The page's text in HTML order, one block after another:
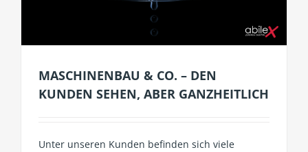
MASCHINENBAU & CO. – DEN
KUNDEN SEHEN, ABER GANZHEITLICH
Unter unseren Kunden befinden sich viele